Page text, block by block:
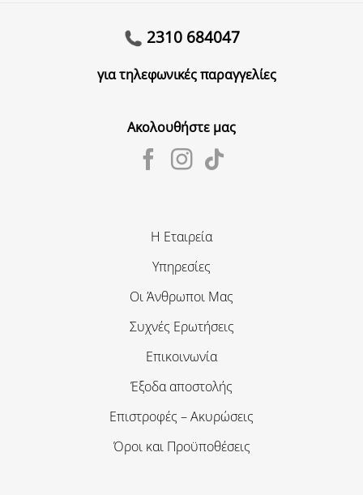
2310 684047
για τηλεφωνικές παραγγελίες
Ακολουθήστε μας
Η Εταιρεία
Υπηρεσίες
Οι Άνθρωποι Μας
Συχνές Ερωτήσεις
Επικοινωνία
Έξοδα αποστολής
Επιστροφές – Ακυρώσεις
Όροι και Προϋποθέσεις